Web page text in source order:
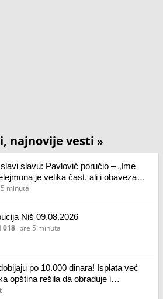
najnovije vesti »
slavu: Pavlović poručio – „Ime
je velika čast, ali i obaveza
minuta
Niš 09.08.2026
018 pre 5 minuta
po 10.000 dinara! Isplata već
opština rešila da obraduje i